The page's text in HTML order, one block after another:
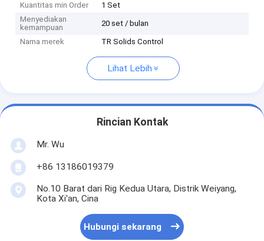
Kuantitas min Order
1 Set
Menyediakan
kemampuan
20 set / bulan
Nama merek TR Solids Control
Lihat Lebih
Rincian Kontak
Mr. Wu
+86 13186019379
No.10 Barat dari Rig Kedua Utara, Distrik Weiyang,
Kota Xi'an, Cina
Hubungi sekarang